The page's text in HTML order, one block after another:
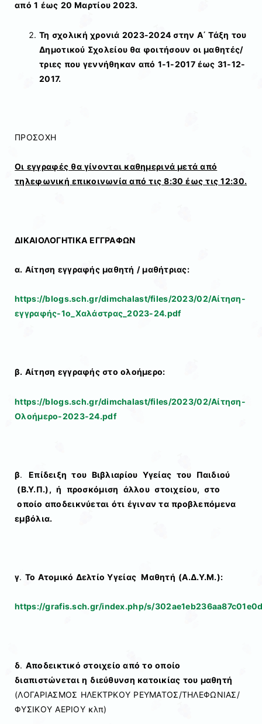
από 1 έως 20 Μαρτίου 2023.
Τη σχολική χρονιά 2023-2024 στην Α΄ Τάξη του
Δημοτικού Σχολείου θα φοιτήσουν οι μαθητές/
τριες που γεννήθηκαν από 1-1-2017 έως 31-12-
2017.
ΠΡΟΣΟΧΗ
Οι εγγραφές θα γίνονται καθημερινά μετά από
τηλεφωνική επικοινωνία από τις 8:30 έως τις 12:30.
ΔΙΚΑΙΟΛΟΓΗΤΙΚΑ ΕΓΓΡΑΦΩΝ
α. Αίτηση εγγραφής μαθητή / μαθήτριας:
https://blogs.sch.gr/dimchalast/files/2023/02/Αίτηση-
εγγραφής-1o_Χαλάστρας_2023-24.pdf
β. Αίτηση εγγραφής στο ολοήμερο:
https://blogs.sch.gr/dimchalast/files/2023/02/Αίτηση-
Ολοήμερο-2023-24.pdf
β. Επίδειξη του Βιβλιαρίου Υγείας του Παιδιού
(Β.Υ.Π.), ή προσκόμιση άλλου στοιχείου, στο
οποίο αποδεικνύεται ότι έγιναν τα προβλεπόμενα
εμβόλια.
γ. Το Ατομικό Δελτίο Υγείας Μαθητή (Α.Δ.Υ.Μ.):
https://grafis.sch.gr/index.php/s/
δ. Αποδεικτικό στοιχείο από το οποίο
διαπιστώνεται η διεύθυνση κατοικίας του μαθητή
(ΛΟΓΑΡΙΑΣΜΟΣ ΗΛΕΚΤΡΚΟΥ ΡΕΥΜΑΤΟΣ/ΤΗΛΕΦΩΝΙΑΣ/
ΦΥΣΙΚΟΥ ΑΕΡΙΟΥ κλπ)